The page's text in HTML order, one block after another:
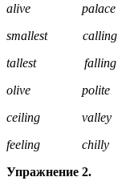
alive palace
smallest
tallest falling
olive polite
ceiling valley
feeling
Упражнение 2.